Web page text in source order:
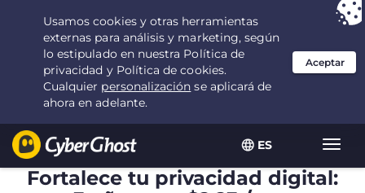
ES
Tu elección:la mejor ofertadurante 3.3333333333333 años por $
2.23 /mes
Fortalece tu privacidad digital: